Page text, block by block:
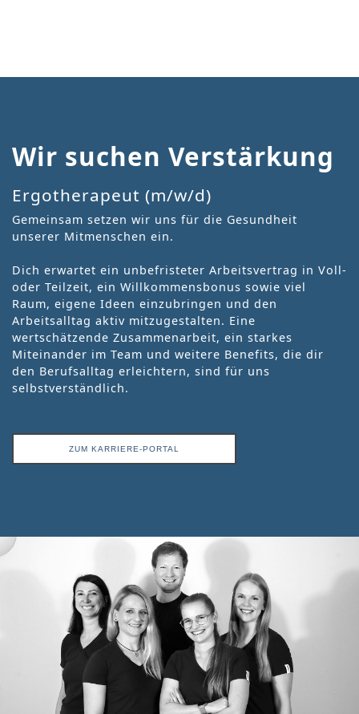
Wir suchen Verstärkung
Ergotherapeut (m/w/d)
Gemeinsam setzen wir uns für die Gesundheit
unserer Mitmenschen ein.
Dich erwartet ein unbefristeter Arbeitsvertrag in Voll-
oder Teilzeit, ein Willkommensbonus sowie viel
Raum, eigene Ideen einzubringen und den
Arbeitsalltag aktiv mitzugestalten. Eine
wertschätzende Zusammenarbeit, ein starkes
Miteinander im Team und weitere Benefits, die dir
den Berufsalltag erleichtern, sind für uns
selbstverständlich.
ZUM KARRIERE-PORTAL